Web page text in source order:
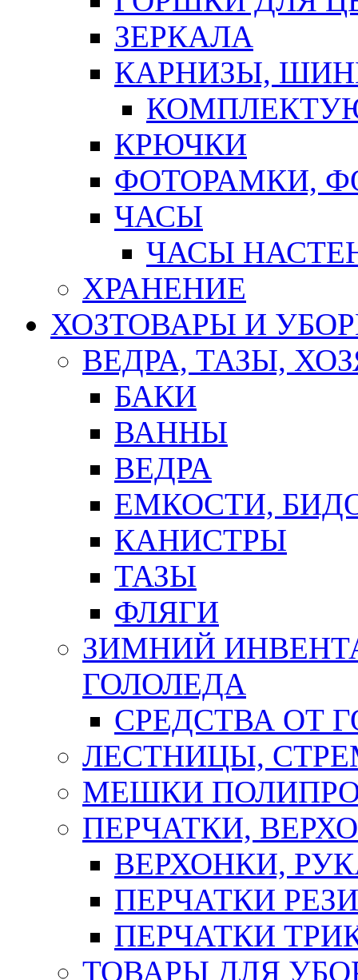
ЗЕРКАЛА
КАРНИЗЫ,
КРЮЧКИ
ФОТОРАМКИ,
ЧАСЫ
ЧАСЫ
ХРАНЕНИЕ
ХОЗТОВАРЫ И
ВЕДРА, ТАЗЫ,
БАКИ
ВАННЫ
ВЕДРА
ЕМКОСТИ,
КАНИСТРЫ
ТАЗЫ
ФЛЯГИ
ЗИМНИЙ
ГОЛОЛЕДА
СРЕДСТВА ОТ
ЛЕСТНИЦЫ,
МЕШКИ
ПЕРЧАТКИ,
ВЕРХОНКИ,
ПЕРЧАТКИ
ПЕРЧАТКИ
ТОВАРЫ ДЛЯ